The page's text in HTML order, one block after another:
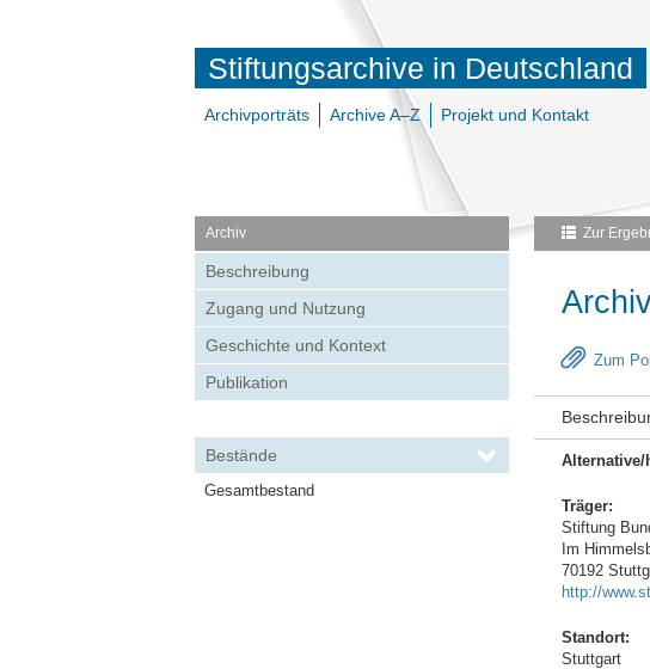
Stiftungsarchive in Deutschland
Archivporträts Archive A–Z Projekt und Kontakt
Archiv
Beschreibung
Zugang und Nutzung
Geschichte und Kontext
Publikation
Bestände
Gesamtbestand
Zur
Zum
Träger:
Stiftung
Im
70192
http://
Standort:
Stuttgart